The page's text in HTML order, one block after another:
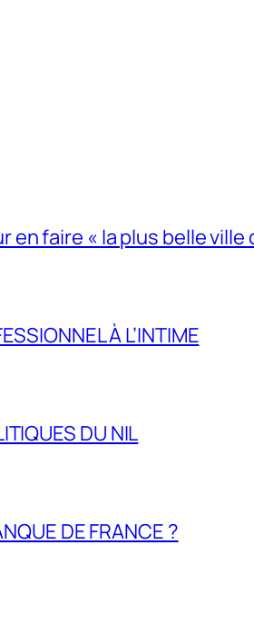
en faire « la plus belle
À L’INTIME
DU NIL
DE FRANCE ?